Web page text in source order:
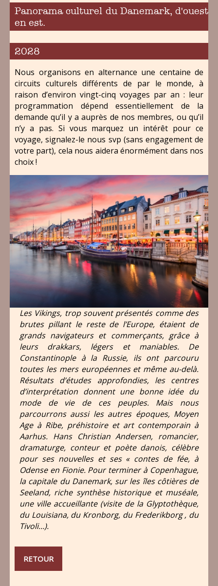
Panorama culturel du Danemark, d'ouest
en est.
2028
Nous organisons en alternance une centaine de
circuits culturels différents de par le monde, à
raison d’environ vingt-cinq voyages par an : leur
programmation dépend essentiellement de la
demande qu’il y a auprès de nos membres, ou qu’il
n’y a pas. Si vous marquez un intérêt pour ce
voyage, signalez-le nous svp (sans engagement de
votre part), cela nous aidera énormément dans nos
choix !
Les Vikings, trop souvent présentés comme des
brutes pillant le reste de l’Europe, étaient de
grands navigateurs et commerçants, grâce à
leurs drakkars, légers et maniables. De
Constantinople à la Russie, ils ont parcouru
toutes les mers européennes et même au-delà.
Résultats d’études approfondies, les centres
d’interprétation donnent une bonne idée du
mode de vie de ces peuples. Mais nous
parcourrons aussi les autres époques, Moyen
Age à Ribe, préhistoire et art contemporain à
Aarhus. Hans Christian Andersen, romancier,
dramaturge, conteur et poète danois, célèbre
pour ses nouvelles et ses « contes de fée, à
Odense en Fionie. Pour terminer à Copenhague,
la capitale du Danemark, sur les îles côtières de
Seeland, riche synthèse historique et muséale,
une ville accueillante (visite de la Glyptothèque,
du Louisiana, du Kronborg, du Frederikborg , du
Tivoli…).
RETOUR